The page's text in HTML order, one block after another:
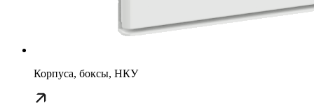
Корпуса, боксы, НКУ